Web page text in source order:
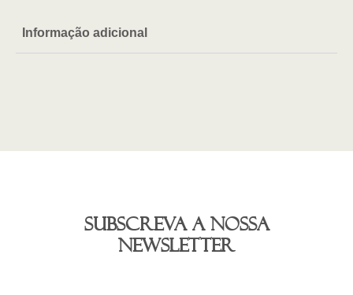
Informação adicional
Subscreva a nossa
newsletter